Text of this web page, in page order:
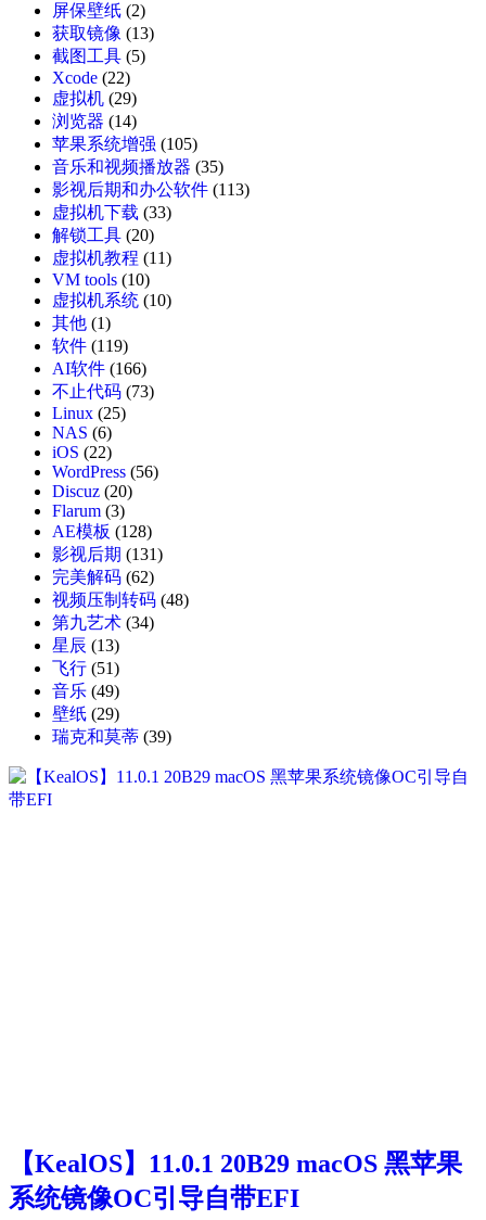
屏保壁纸 (2)
获取镜像 (13)
截图工具 (5)
Xcode (22)
虚拟机 (29)
浏览器 (14)
苹果系统增强 (105)
音乐和视频播放器 (35)
影视后期和办公软件 (113)
虚拟机下载 (33)
解锁工具 (20)
虚拟机教程 (11)
VM tools (10)
虚拟机系统 (10)
其他 (1)
软件 (119)
AI软件 (166)
不止代码 (73)
Linux (25)
NAS (6)
iOS (22)
WordPress (56)
Discuz (20)
Flarum (3)
AE模板 (128)
影视后期 (131)
完美解码 (62)
视频压制转码 (48)
第九艺术 (34)
星辰 (13)
飞行 (51)
音乐 (49)
壁纸 (29)
瑞克和莫蒂 (39)
【KealOS】11.0.1 20B29 macOS 黑苹果
系统镜像OC引导自带EFI